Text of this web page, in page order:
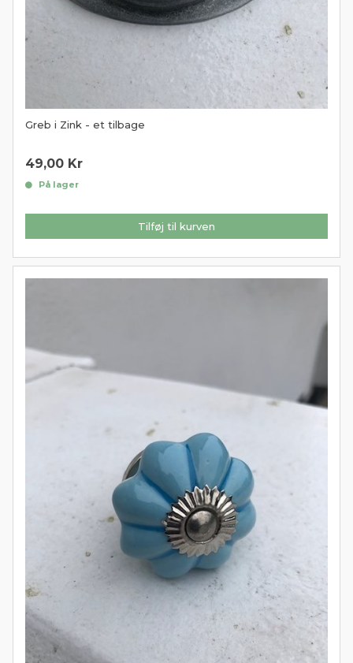
Greb i Zink - et tilbage
49,00 Kr
På lager
Tilføj til kurven